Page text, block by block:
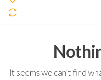
bày… tại
Tp.Hồ
It seems we can’t find